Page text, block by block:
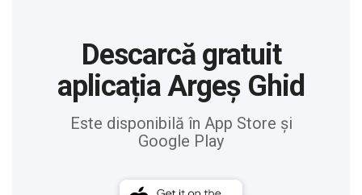
Descarcă gratuit
aplicația Argeș Ghid
Este disponibilă în App Store și
Google Play